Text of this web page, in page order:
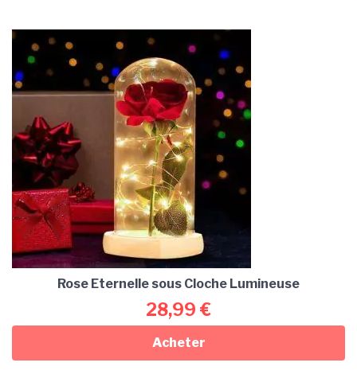
Rose Eternelle sous Cloche Lumineuse
28,99 €
Acheter